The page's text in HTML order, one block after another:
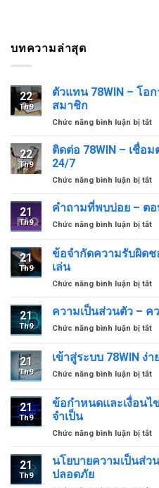
บทความล่าสุด
22
Th9
ตัวแทน 78WIN – โอ
สมาชิก
Chức năng bình luận bị tắtở
สร้
ไ
ปัง
ส
22
Th9
ติดต่อ 78WIN – เชื่อ
24/7
Chức năng bình luận bị tắtở
เ
ร
ใจ
21
Th9
คำถามที่พบบ่อย – ตอ
Chức năng bình luận bị tắtở
พ
–
ค
อ
21
Th9
ข้อจำกัดความรับผิดช
เล่น
Chức năng bình luận bị tắtở
จ
รับ
ช
สิ
เ
เล่
21
Th9
ความเป็นส่วนตัว – ค
Chức năng bình luận bị tắtở
ส่
ตัว
ค
21
Th9
เข้าสู่ระบบ 78WIN ง่
Chức năng bình luận bị tắtở
ร
ง่
อั
21
Th9
ข้อกำหนดและเงื่อนไ
จำเป็น
Chức năng bình luận bị tắtở
ก
21
Th9
นโยบายความเป็นส่
ปลอดภัย